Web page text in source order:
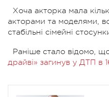
Хоча акторка мала
акторами та моделями,
стабільні сімейні
Раніше стало відомо,
драйві» загинув у ДТП в